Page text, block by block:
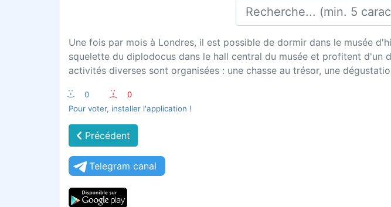
Une fois par mois à Londres, il est possible de dormir dans le musée
squelette du diplodocus dans le hall central du musée et profitent d'un
activités diverses sont organisées : une chasse au trésor, une
:-) 0 :-(
0
Pour voter, installer l'application !
Précédent
Telegram canal